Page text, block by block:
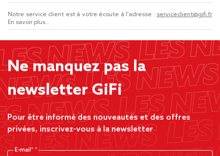
Notre service client est à votre écoute à l'adresse : serviceclient@gifi.fr
En savoir plus...
Ne manquez pas la
newsletter GiFi
Pour être informé des nouveautés et des offres
privées, inscrivez-vous à la newsletter
E-mail*